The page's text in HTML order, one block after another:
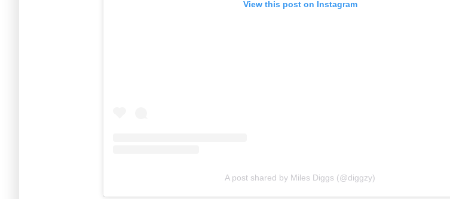
View this post on Instagram
A post shared by Miles Diggs (@diggzy)